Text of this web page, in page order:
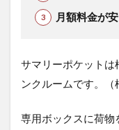
月額料金が
サマリーポケットは
ンクルームです。（
専用ボックスに荷物